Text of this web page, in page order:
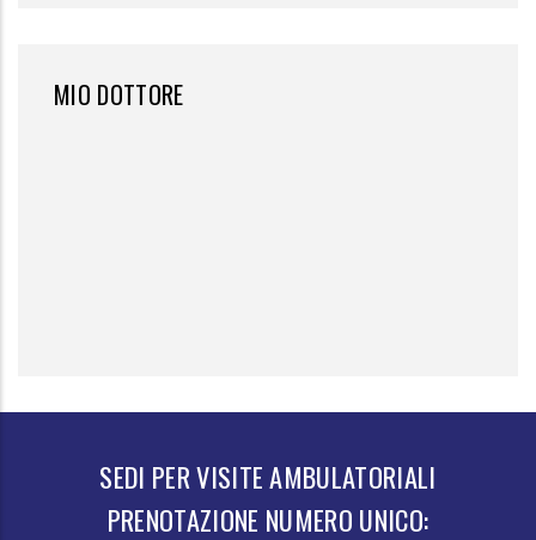
MIO DOTTORE
SEDI PER VISITE AMBULATORIALI
PRENOTAZIONE NUMERO UNICO: